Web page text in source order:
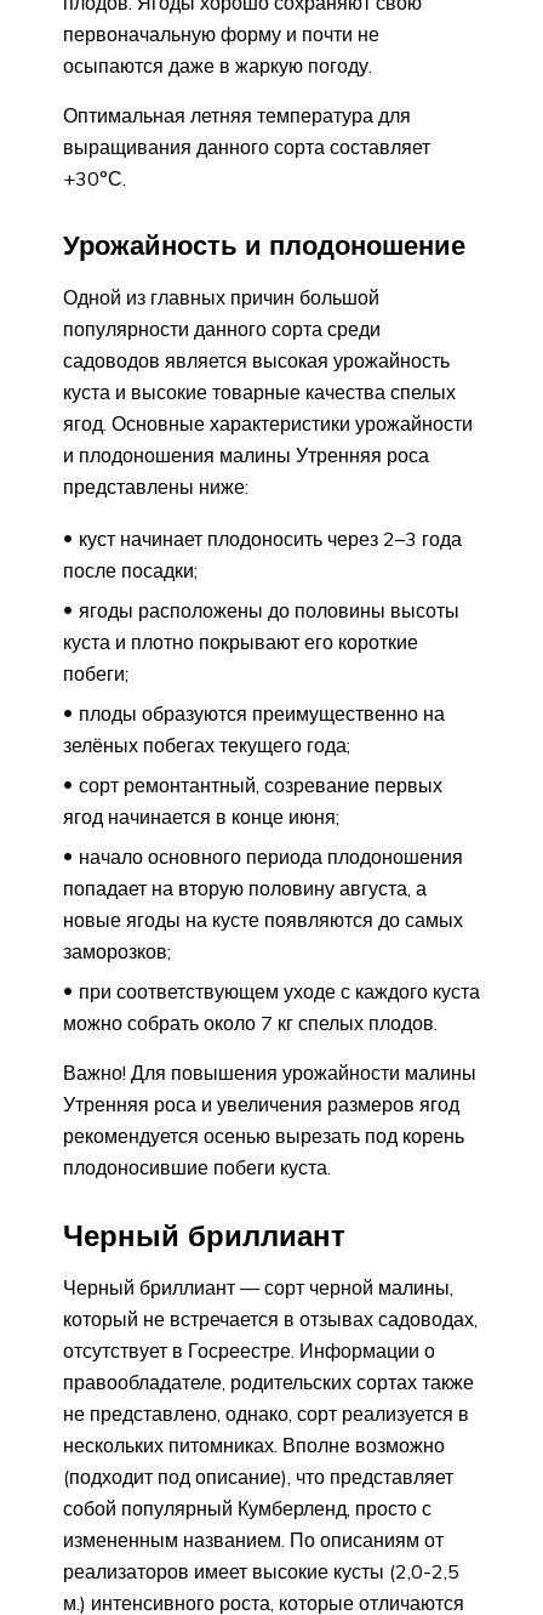
первоначальную форму и почти не
осыпаются даже в жаркую погоду.
Оптимальная летняя температура для
выращивания данного сорта составляет
+30°С.
Урожайность и плодоношение
Одной из главных причин большой
популярности данного сорта среди
садоводов является высокая урожайность
куста и высокие товарные качества спелых
ягод. Основные характеристики урожайности
и плодоношения малины Утренняя роса
представлены ниже:
куст начинает плодоносить через 2–3 года
после посадки;
ягоды расположены до половины высоты
куста и плотно покрывают его короткие
побеги;
плоды образуются преимущественно на
зелёных побегах текущего года;
сорт ремонтантный, созревание первых
ягод начинается в конце июня;
начало основного периода плодоношения
попадает на вторую половину августа, а
новые ягоды на кусте появляются до самых
заморозков;
при соответствующем уходе с каждого куста
можно собрать около 7 кг спелых плодов.
Важно! Для повышения урожайности малины
Утренняя роса и увеличения размеров ягод
рекомендуется осенью вырезать под корень
плодоносившие побеги куста.
Черный бриллиант
Черный бриллиант — сорт черной малины,
который не встречается в отзывах садоводах,
отсутствует в Госреестре. Информации о
правообладателе, родительских сортах также
не представлено, однако, сорт реализуется в
нескольких питомниках. Вполне возможно
(подходит под описание), что представляет
собой популярный Кумберленд, просто с
измененным названием. По описаниям от
реализаторов имеет высокие кусты (2,0-2,5
м.) интенсивного роста, которые отличаются